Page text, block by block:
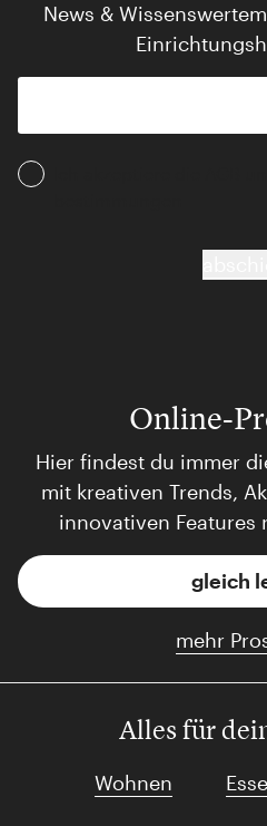
News &
Online-
Hier findest du immer
mit kreativen Trends,
innovativen Features
gleich
mehr
Alles für
Wohnen